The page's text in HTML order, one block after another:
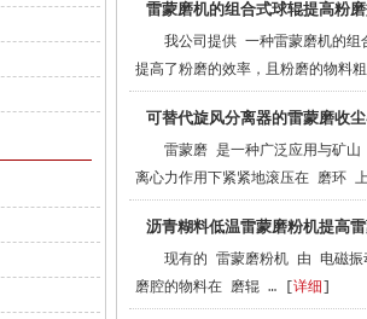
雷蒙磨机的组合式球辊提高粉
我公司提供 一种雷蒙磨机的组
提高了粉磨的效率，且粉磨的物料
可替代旋风分离器的雷蒙磨收
雷蒙磨 是一种广泛应用与矿
离心力作用下紧紧地滚压在 磨环
沥青糊料低温雷蒙磨粉机提高
现有的 雷蒙磨粉机 由 电磁振
磨腔的物料在 磨辊 … [ 详细